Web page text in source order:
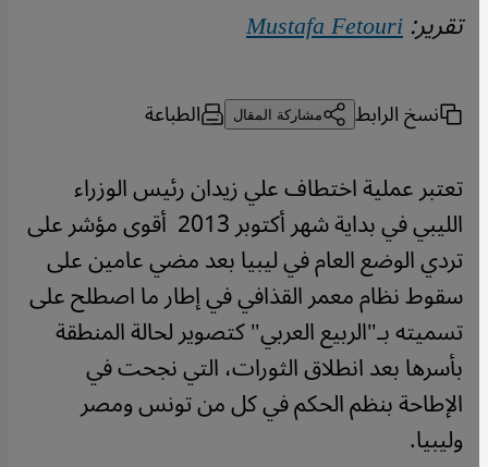
تقرير:Mustafa Fetouri
نسخ الرابط مشاركة المقال الطباعة
تعتبر عملية اختطاف علي زيدان رئيس الوزراء
الليبي في بداية شهر أكتوبر 2013 أقوى مؤشر على
تردي الوضع العام في ليبيا بعد مضي عامين على
سقوط نظام معمر القذافي في إطار ما اصطلح على
تسميته بـ"الربيع العربي" كتصوير لحالة المنطقة
بأسرها بعد انطلاق الثورات، التي نجحت في
الإطاحة بنظم الحكم في كل من تونس ومصر
وليبيا.